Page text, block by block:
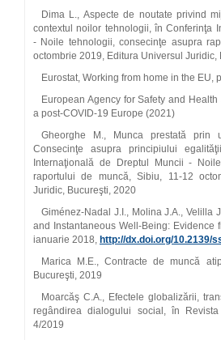
Dima L., Aspecte de noutate privind
contextul noilor tehnologii, în Conferinţa
- Noile tehnologii, consecinţe asupra
octombrie 2019, Editura Universul Juridic,
Eurostat, Working from home in the EU,
European Agency for Safety and
a post-COVID-19 Europe (2021)
Gheorghe M., Munca prestată prin
Consecinţe asupra principiului
Internaţională de Dreptul Muncii -
raportului de muncă, Sibiu, 11-12
Juridic, Bucureşti, 2020
Giménez-Nadal J.I., Molina J.A., Velilla
and Instantaneous Well-Being: Evidence
ianuarie 2018, http://dx.doi.org/10.2139/
Marica M.E., Contracte de muncă
Bucureşti, 2019
Moarcăş C.A., Efectele globalizării,
regândirea dialogului social, în
4/2019